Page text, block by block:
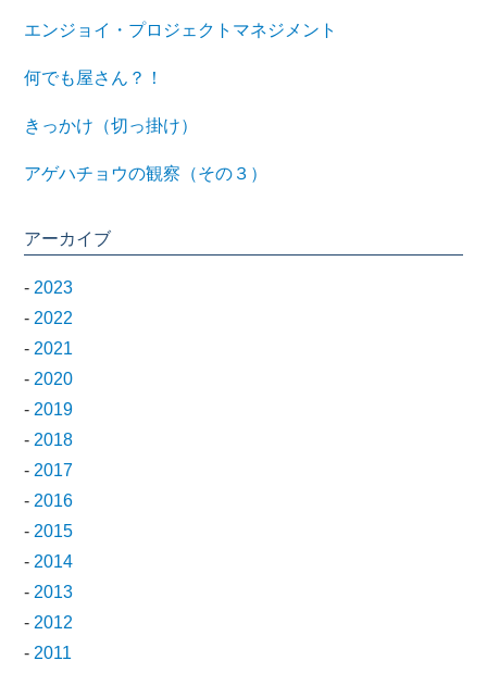
エンジョイ・プロジェクトマネジメント
何でも屋さん？！
きっかけ（切っ掛け）
アゲハチョウの観察（その３）
アーカイブ
- 2023
- 2022
- 2021
- 2020
- 2019
- 2018
- 2017
- 2016
- 2015
- 2014
- 2013
- 2012
- 2011